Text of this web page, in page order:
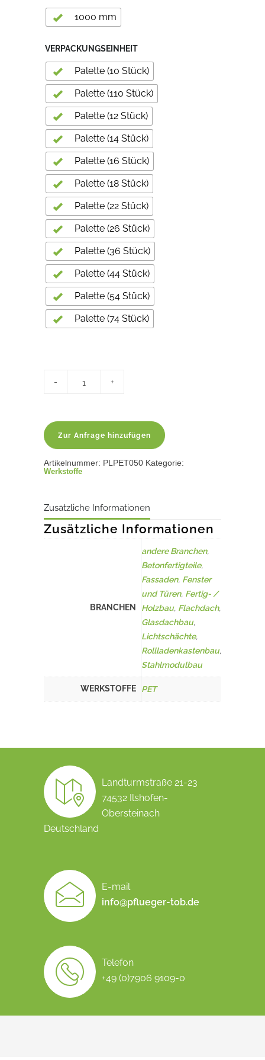
1000 mm
VERPACKUNGSEINHEIT
Palette (10 Stück)
Palette (110 Stück)
Palette (12 Stück)
Palette (14 Stück)
Palette (16 Stück)
Palette (18 Stück)
Palette (22 Stück)
Palette (26 Stück)
Palette (36 Stück)
Palette (44 Stück)
Palette (54 Stück)
Palette (74 Stück)
Dämmstoff
Zur Anfrage hinzufügen
Artikelnummer: PLPET050 Kategorie:
Werkstoffe
Zusätzliche Informationen
Zusätzliche Informationen
BRANCHEN
andere Branchen,
Betonfertigteile,
Fassaden, Fenster
und Türen, Fertig- /
Holzbau, Flachdach,
Glasdachbau,
Lichtschächte,
Rollladenkastenbau,
Stahlmodulbau
WERKSTOFFE PET
Landturmstraße 21-23
74532 Ilshofen-
Obersteinach
Deutschland
E-mail
info@pflueger-tob.de
Telefon
+49 (0)7906 9109-0